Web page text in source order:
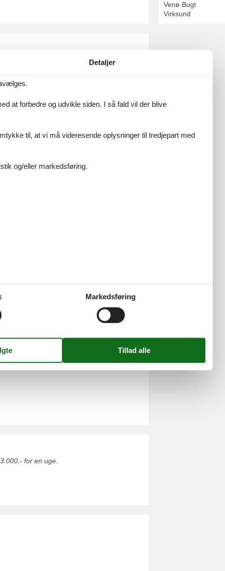
for en uge.
Venø Bugt
Virksund
Detaljer
at forbedre og udvikle siden. I så fald vil der blive
til, at vi må videresende oplysninger til tredjepart med
og/eller markedsføring.
Markedsføring